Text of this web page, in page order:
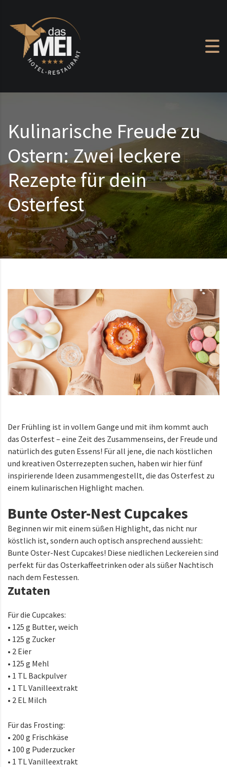
Kulinarische Freude zu
Ostern: Zwei leckere
Rezepte für dein
Osterfest
Der Frühling ist in vollem Gange und mit ihm kommt auch
das Osterfest – eine Zeit des Zusammenseins, der Freude und
natürlich des guten Essens! Für all jene, die nach köstlichen
und kreativen Osterrezepten suchen, haben wir hier fünf
inspirierende Ideen zusammengestellt, die das Osterfest zu
einem kulinarischen Highlight machen.
Bunte Oster-Nest Cupcakes
Beginnen wir mit einem süßen Highlight, das nicht nur
köstlich ist, sondern auch optisch ansprechend aussieht:
Bunte Oster-Nest Cupcakes! Diese niedlichen Leckereien sind
perfekt für das Osterkaffeetrinken oder als süßer Nachtisch
nach dem Festessen.
Zutaten
Für die Cupcakes:
• 125 g Butter, weich
• 125 g Zucker
• 2 Eier
• 125 g Mehl
• 1 TL Backpulver
• 1 TL Vanilleextrakt
• 2 EL Milch
Für das Frosting:
• 200 g Frischkäse
• 100 g Puderzucker
• 1 TL Vanilleextrakt